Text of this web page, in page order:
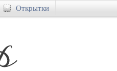
Открытки